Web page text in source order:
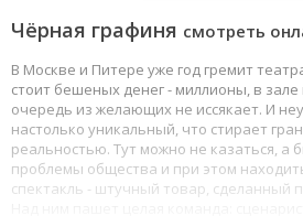
Чёрная графиня смотреть
В Москве и Питере уже год гремит
стоит бешеных денег - миллионы, в зале
очередь из желающих не иссякает. И
настолько уникальный, что стирает
реальностью. Тут можно не казаться, а
проблемы общества и при этом
спектакль - штучный товар, сделанный